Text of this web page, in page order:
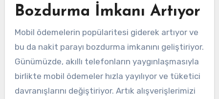
Bozdurma İmkanı Artıyor
Mobil ödemelerin popülaritesi giderek artıyor ve
bu da nakit parayı bozdurma imkanını geliştiriyor.
Günümüzde, akıllı telefonların yaygınlaşmasıyla
birlikte mobil ödemeler hızla yayılıyor ve tüketici
davranışlarını değiştiriyor. Artık alışverişlerimizi